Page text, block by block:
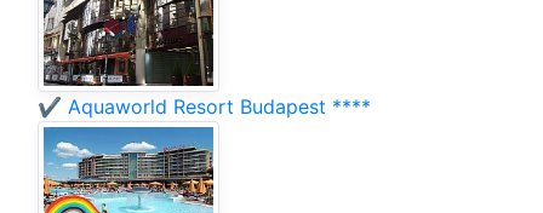
✔️ Aquaworld Resort Budapest ****